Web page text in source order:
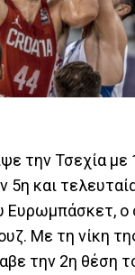
την Τσεχία με
5η και
Ευρωμπάσκετ, ο
Με τη νίκη
την 2η θέση